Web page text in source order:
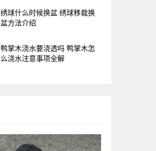
绣球什么时候换盆 绣球移栽换
盆方法介绍
鸭掌木浇水要浇透吗 鸭掌木怎
么浇水注意事项全解